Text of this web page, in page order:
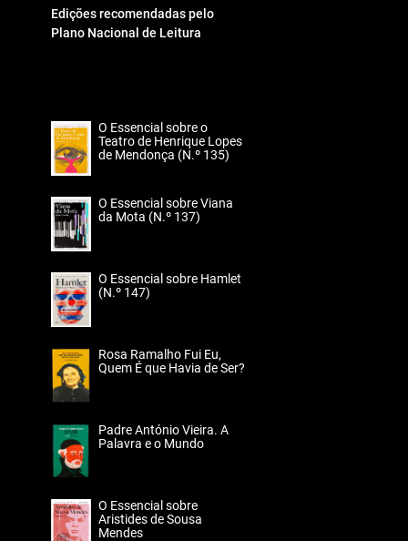
Edições recomendadas pelo
Plano Nacional de Leitura
O Essencial sobre o
Teatro de Henrique Lopes
de Mendonça (N.º 135)
O Essencial sobre Viana
da Mota (N.º 137)
O Essencial sobre Hamlet
(N.º 147)
Rosa Ramalho Fui Eu,
Quem É que Havia de Ser?
Padre António Vieira. A
Palavra e o Mundo
O Essencial sobre
Aristides de Sousa
Mendes